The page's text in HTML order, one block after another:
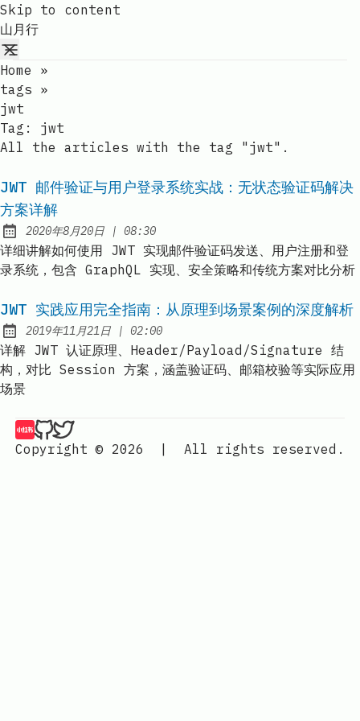
Skip to content
山月行
Home
»
tags »
jwt
Tag: jwt
All the articles with the tag "jwt".
JWT 邮件验证与用户登录系统实战：无状态验证码解决
方案详解
Published:
2020年8月20日 | at
08:30
详细讲解如何使用 JWT 实现邮件验证码发送、用户注册和登
录系统，包含 GraphQL 实现、安全策略和传统方案对比分析
JWT 实践应用完全指南：从原理到场景案例的深度解析
Published:
2019年11月21日 | at
02:00
详解 JWT 认证原理、Header/Payload/Signature 结
构，对比 Session 方案，涵盖验证码、邮箱校验等实际应用
场景
山月的琐碎博客记录 | 山月行 on 小红书
山月的琐碎博客记录 | 山月行 on Github
山月的琐碎博客记录 | 山月行 on Twitter
Copyright © 2026
| All rights reserved.